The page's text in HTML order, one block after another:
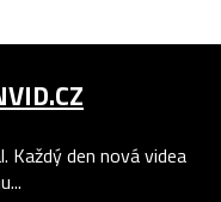
Každý den nová videa